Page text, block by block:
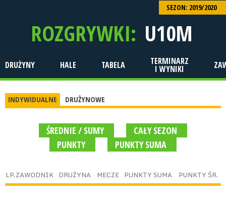
SEZON: 2019/2020
ROZGRYWKI: U10M
DRUŻYNY HALE TABELA TERMINARZ
I WYNIKI
INDYWIDUALNE DRUŻYNOWE
ŚREDNIE / SUMY
CAŁY SEZON
PUNKTY
PUNKTY SUMA
LP.ZAWODNIK DRUŻYNA MECZE PUNKTY SUMA PUNKTY ŚR.